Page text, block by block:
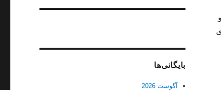
بایگانی‌ها
آگوست 2026